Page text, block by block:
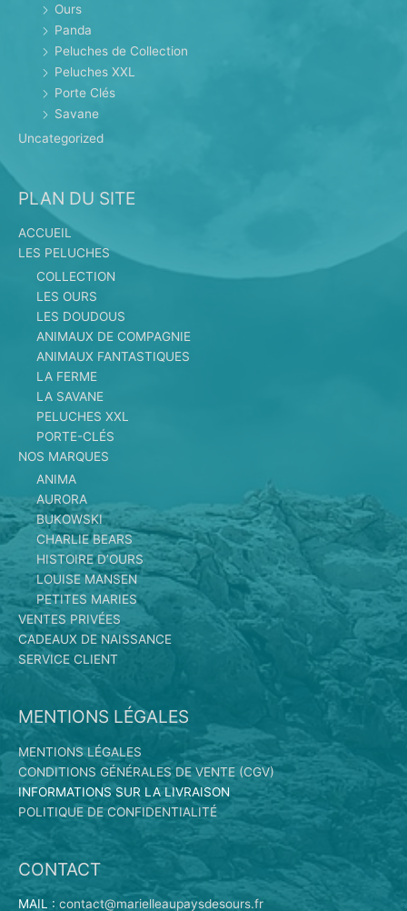
Ours
Panda
Peluches de Collection
Peluches XXL
Porte Clés
Savane
Uncategorized
PLAN DU SITE
ACCUEIL
LES PELUCHES
COLLECTION
LES OURS
LES DOUDOUS
ANIMAUX DE COMPAGNIE
ANIMAUX FANTASTIQUES
LA FERME
LA SAVANE
PELUCHES XXL
PORTE-CLÉS
NOS MARQUES
ANIMA
AURORA
BUKOWSKI
CHARLIE BEARS
HISTOIRE D’OURS
LOUISE MANSEN
PETITES MARIES
VENTES PRIVÉES
CADEAUX DE NAISSANCE
SERVICE CLIENT
MENTIONS LÉGALES
MENTIONS LÉGALES
CONDITIONS GÉNÉRALES DE VENTE (CGV)
INFORMATIONS SUR LA LIVRAISON
POLITIQUE DE CONFIDENTIALITÉ
CONTACT
MAIL : contact@marielleaupaysdesours.fr